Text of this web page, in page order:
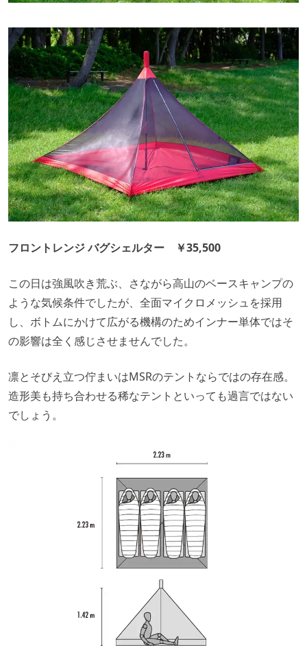
フロントレンジ バグシェルター ￥35,500
この日は強風吹き荒ぶ、さながら高山のベースキャンプの
ような気候条件でしたが、全面マイクロメッシュを採用
し、ボトムにかけて広がる機構のためインナー単体ではそ
の影響は全く感じさせませんでした。
凛とそびえ立つ佇まいはMSRのテントならではの存在感。
造形美も持ち合わせる稀なテントといっても過言ではない
でしょう。